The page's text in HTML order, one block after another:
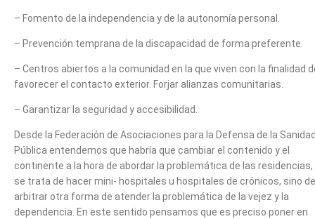
– Fomento de la independencia y de la autonomía personal.
– Prevención temprana de la discapacidad de forma preferente.
– Centros abiertos a la comunidad en la que viven con la finalidad
favorecer el contacto exterior. Forjar alianzas comunitarias.
– Garantizar la seguridad y accesibilidad.
Desde la Federación de Asociaciones para la Defensa de la
Pública entendemos que habría que cambiar el contenido y el
continente a la hora de abordar la problemática de las residencias,
se trata de hacer mini- hospitales u hospitales de crónicos, sino de
arbitrar otra forma de atender la problemática de la vejez y la
dependencia. En este sentido pensamos que es preciso poner en